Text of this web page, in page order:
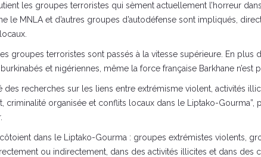
les groupes terroristes qui sèment actuellement l’horreur
le MNLA et d’autres groupes d’autodéfense sont impliqués,
groupes terroristes sont passés à la vitesse supérieure. En plus
et nigériennes, même la force française Barkhane n’est
des recherches sur les liens entre extrémisme violent, activités
organisée et conflits locaux dans le Liptako-Gourma”,
dans le Liptako-Gourma : groupes extrémistes violents,
ou indirectement, dans des activités illicites et dans des